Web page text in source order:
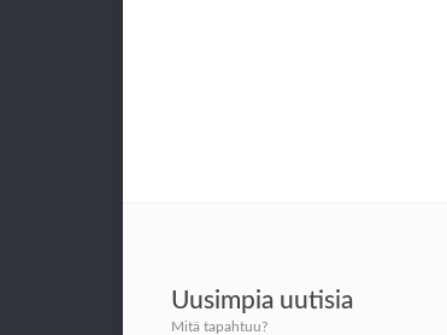
Uusimpia uutisia
Mitä tapahtuu?